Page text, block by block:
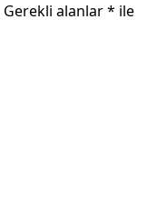
Gerekli alanlar* ile